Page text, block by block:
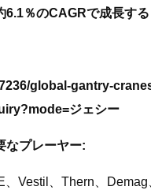
％のCAGRで成長する
global-gantry-
ジェシー
なプレーヤー:
Vestil、Thern、